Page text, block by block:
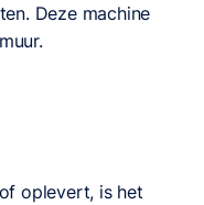
Deze machine
oplevert, is het